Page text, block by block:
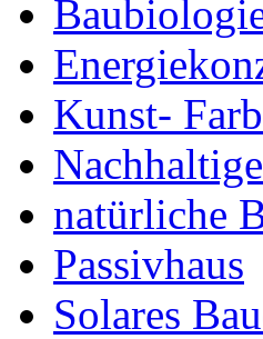
Kunst-
natürliche
Passivhaus
Solares